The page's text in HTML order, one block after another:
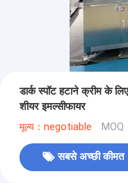
डार्क स्पॉट हटाने क्रीम के
शीयर इमल्सीफायर
मूल्य：negotiable MOQ
सबसे अच्छी कीमत